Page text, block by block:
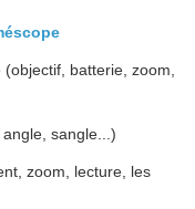
batterie, zoom,
sangle...)
zoom, lecture, les